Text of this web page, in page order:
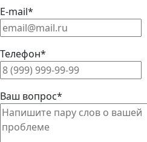
E-mail*
Телефон*
Ваш вопрос*